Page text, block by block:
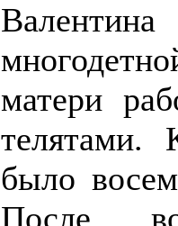
матери
телятами.
было
После